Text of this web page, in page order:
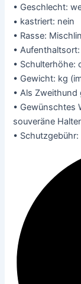
• Geschlecht:
• kastriert: nein
• Rasse:
•
• Schulterhöhe:
• Gewicht: kg
• Als Zweithund
• Gewünschtes
souveräne
•